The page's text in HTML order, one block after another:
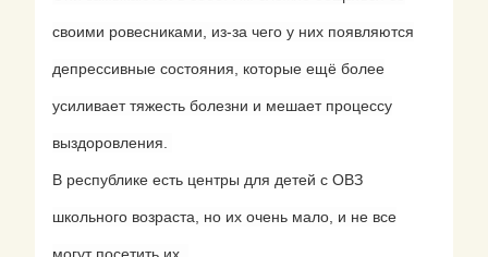
своими ровесниками, из-за чего у них появляются
депрессивные состояния, которые ещё более
усиливает тяжесть болезни и мешает процессу
выздоровления.
В республике есть центры для детей с ОВЗ
школьного возраста, но их очень мало, и не все